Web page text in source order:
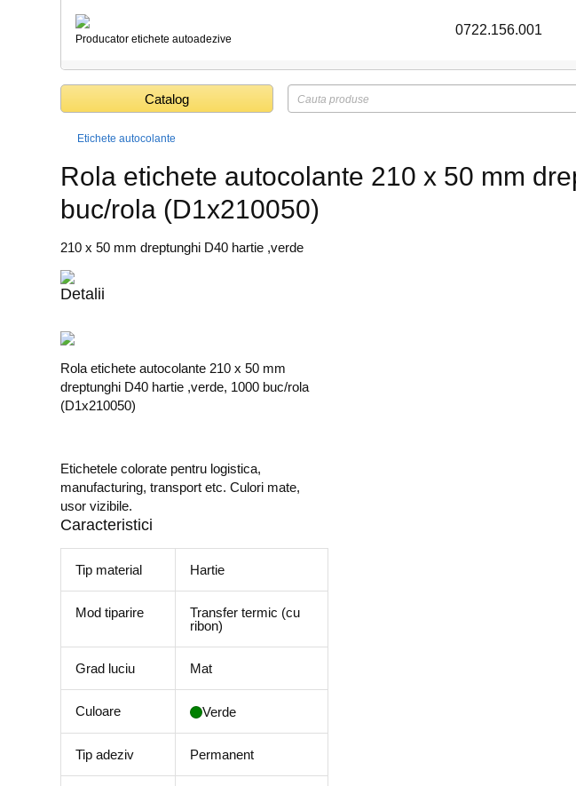
Producator etichete autoadezive
0722.156.001
Catalog
Etichete autocolante
Rola etichete autocolante 210 x 50 mm
buc/rola (D1x210050)
210 x 50 mm dreptunghi D40 hartie ,verde
Detalii
Rola etichete autocolante 210 x 50 mm
dreptunghi D40 hartie ,verde, 1000 buc/rola
(D1x210050)
Etichetele colorate pentru logistica,
manufacturing, transport etc. Culori mate,
usor vizibile.
Caracteristici
Tip material Hartie
Mod tiparire
Transfer termic (cu
ribon)
Grad luciu Mat
Culoare Verde
Tip adeziv Permanent